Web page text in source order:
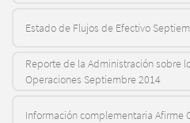
Estado de Flujos de Efectivo
Reporte de la Administración sobre
Operaciones Septiembre 2014
Información complementaria Afirme